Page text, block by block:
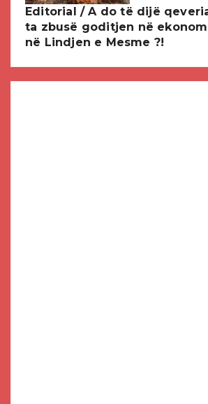
Editorial / A do të dijë
ta zbusë goditjen në
në Lindjen e Mesme ?!